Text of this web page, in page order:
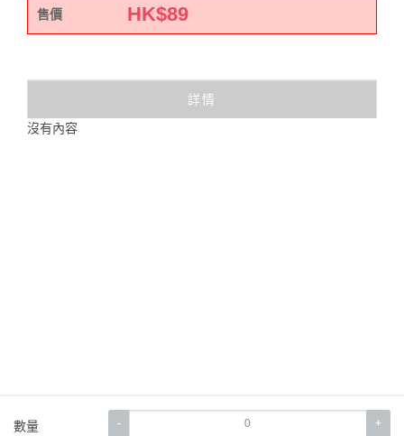
售價 HK$89
數量 - +
詳情
沒有內容